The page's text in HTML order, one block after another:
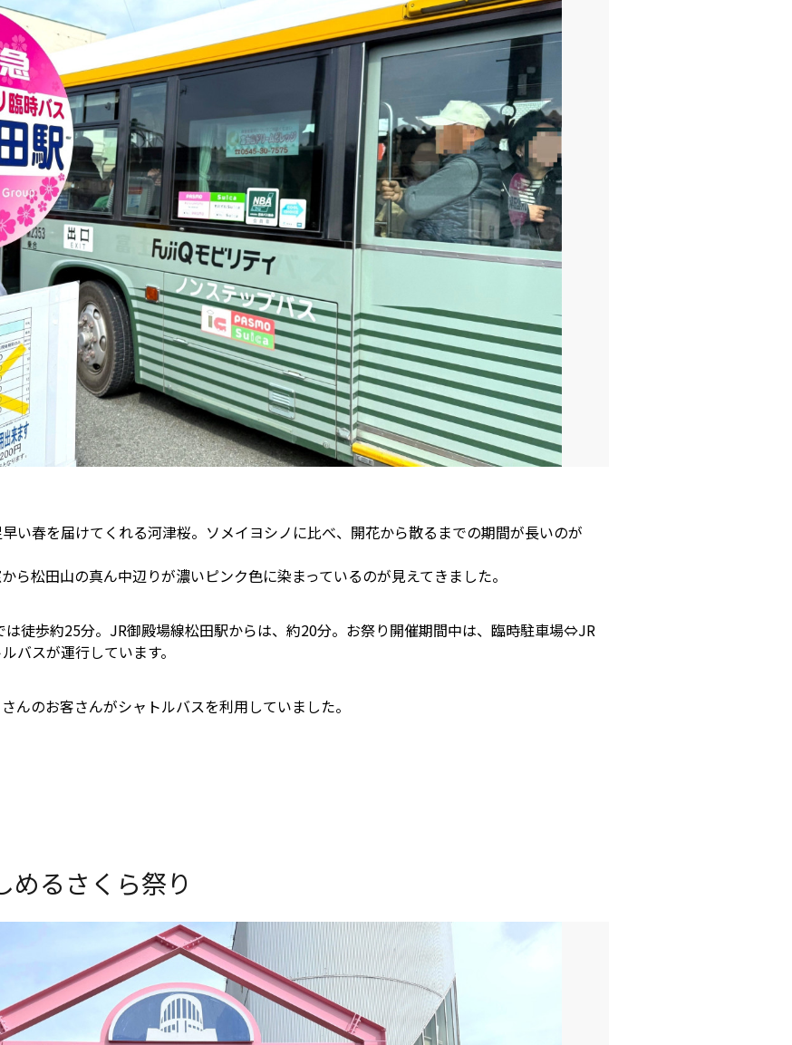
い春を届けてくれる河津桜。ソメイヨシノに比べ、開花から散るまでの期間が長いのが
ら松田山の真ん中辺りが濃いピンク色に染まっているのが見えてきました。
は徒歩約25分。JR御殿場線松田駅からは、約20分。お祭り開催期間中は、臨時駐車場⇔JR
バスが運行しています。
んのお客さんがシャトルバスを利用していました。
めるさくら祭り